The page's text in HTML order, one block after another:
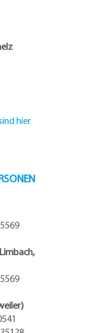
hier